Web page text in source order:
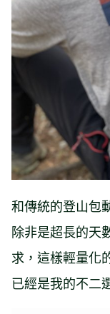
和傳統的登山包
除非是超長的天
求，這樣輕量化
已經是我的不二